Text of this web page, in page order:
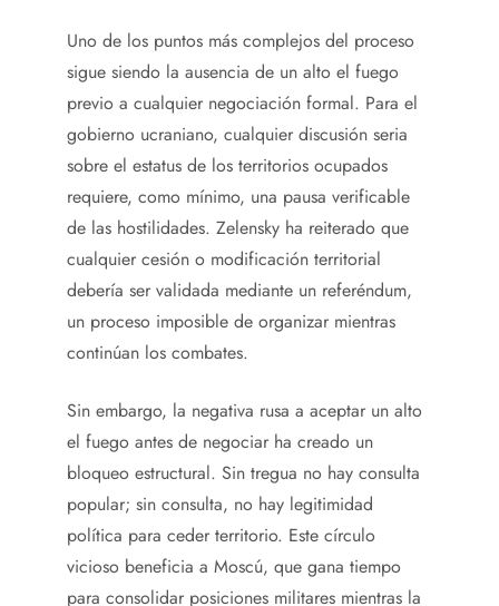
Uno de los puntos más complejos del proceso
sigue siendo la ausencia de un alto el fuego
previo a cualquier negociación formal. Para el
gobierno ucraniano, cualquier discusión seria
sobre el estatus de los territorios ocupados
requiere, como mínimo, una pausa verificable
de las hostilidades. Zelensky ha reiterado que
cualquier cesión o modificación territorial
debería ser validada mediante un referéndum,
un proceso imposible de organizar mientras
continúan los combates.
Sin embargo, la negativa rusa a aceptar un alto
el fuego antes de negociar ha creado un
bloqueo estructural. Sin tregua no hay consulta
popular; sin consulta, no hay legitimidad
política para ceder territorio. Este círculo
vicioso beneficia a Moscú, que gana tiempo
para consolidar posiciones militares mientras la